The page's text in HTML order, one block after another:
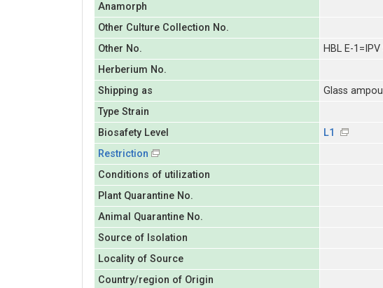
Anamorph
Other Culture Collection No.
Other No.
HBL E-
Herberium No.
Shipping as
Glass
Type Strain
Biosafety Level
L1
Restriction
Conditions of utilization
Plant Quarantine No.
Animal Quarantine No.
Source of Isolation
Locality of Source
Country/region of Origin